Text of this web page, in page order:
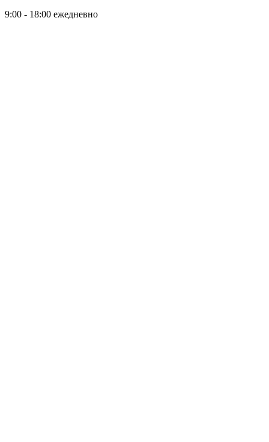
9:00 - 18:00 ежедневно